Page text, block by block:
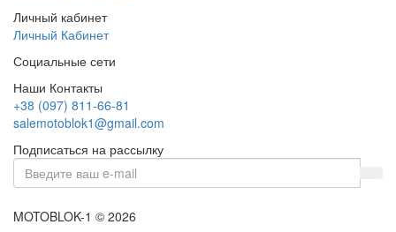
Личный кабинет
Личный Кабинет
Социальные сети
Наши Контакты
+38 (097) 811-66-81
salemotoblok1@gmail.com
Подписаться на рассылку
MOTOBLOK-1 © 2026